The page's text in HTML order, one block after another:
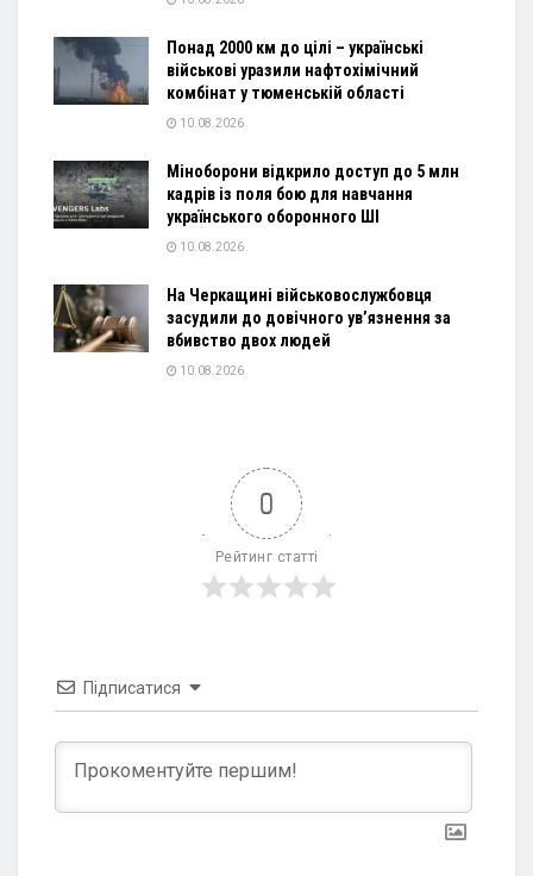
Понад 2000 км до цілі – українські
військові уразили нафтохімічний
комбінат у тюменській області
10.08.2026
Міноборони відкрило доступ до 5 млн
кадрів із поля бою для навчання
українського оборонного ШІ
10.08.2026
На Черкащині військовослужбовця
засудили до довічного ув’язнення за
вбивство двох людей
10.08.2026
0
Рейтинг статті
Підписатися